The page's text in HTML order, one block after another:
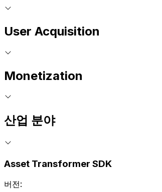
User Acquisition
Monetization
산업 분야
Asset Transformer SDK
버전: